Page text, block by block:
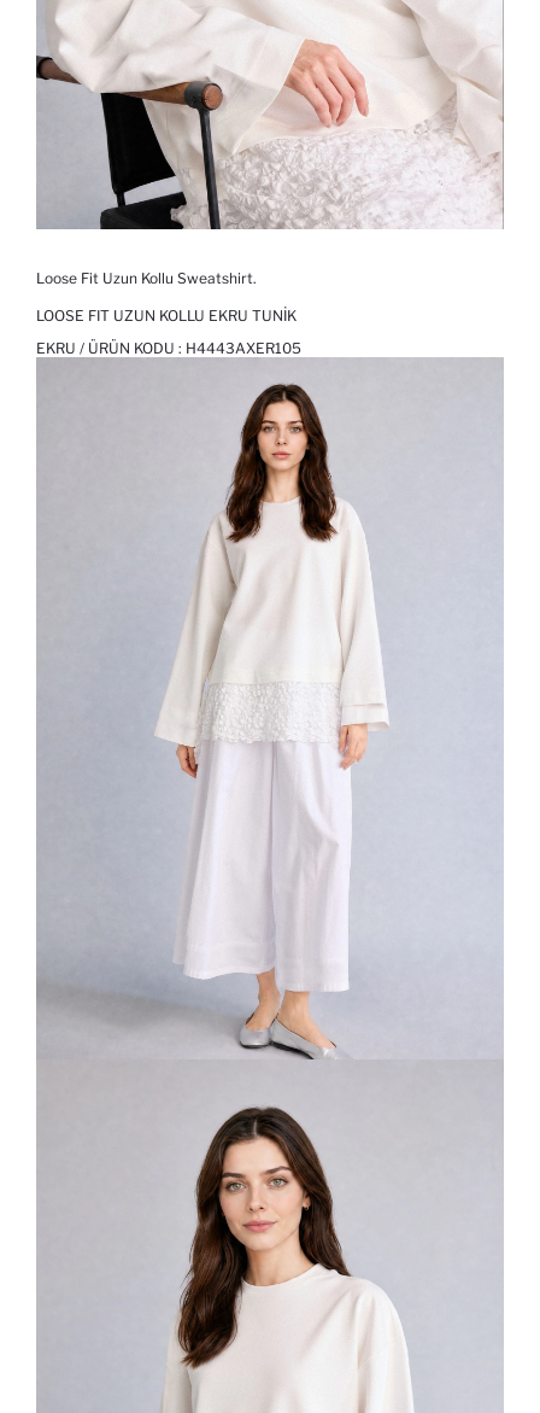
Loose Fit Uzun Kollu Sweatshirt.
LOOSE FIT UZUN KOLLU EKRU TUNIK
EKRU / ÜRÜN KODU : H4443AXER105